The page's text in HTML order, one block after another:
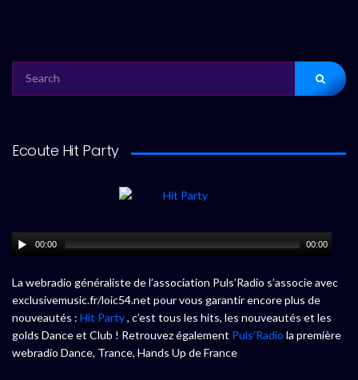
FOR:
Ecoute Hit Party
00:00 00:00
La webradio généraliste de l’association Puls’Radio s’associe avec
exclusivemusic.fr/loic54.net pour vous garantir encore plus de
nouveautés : Hit Party, c’est tous les hits, les nouveautés et les
golds Dance et Club ! Retrouvez également Puls’Radio la première
webradio Dance, Trance, Hands Up de France